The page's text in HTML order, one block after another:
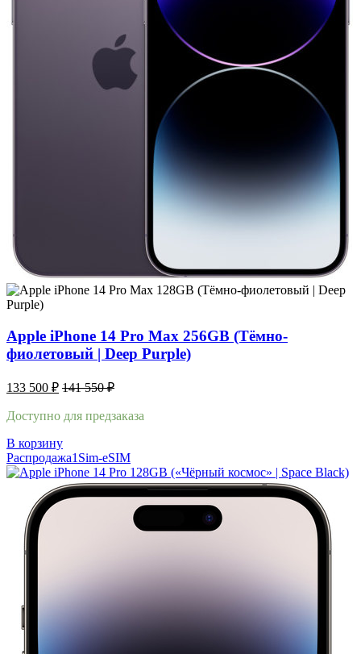
Apple iPhone 14 Pro Max 256GB (Тёмно-
фиолетовый | Deep Purple)
133 500 ₽ 141 550₽
Доступно для предзаказа
В корзину
Распродажа1Sim-eSIM